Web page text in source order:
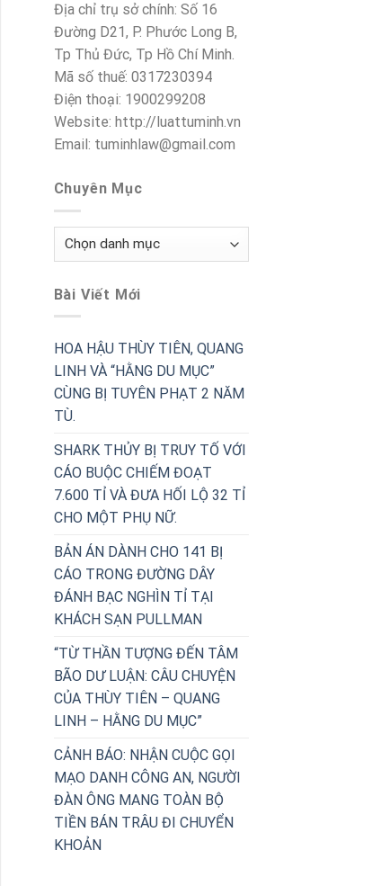
Địa chỉ trụ sở chính: Số 16
Đường D21, P. Phước Long B,
Tp Thủ Đức, Tp Hồ Chí Minh.
Mã số thuế: 0317230394
Điện thoại: 1900299208
Website: http://luattuminh.vn
Email: tuminhlaw@gmail.com
Chuyên Mục
Chuyên
Bài Viết Mới
HOA HẬU THÙY TIÊN, QUANG
LINH VÀ “HẰNG DU MỤC”
CÙNG BỊ TUYÊN PHẠT 2 NĂM
TÙ.
SHARK THỦY BỊ TRUY TỐ VỚI
CÁO BUỘC CHIẾM ĐOẠT
7.600 TỈ VÀ ĐƯA HỐI LỘ 32 TỈ
CHO MỘT PHỤ NỮ.
BẢN ÁN DÀNH CHO 141 BỊ
CÁO TRONG ĐƯỜNG DÂY
ĐÁNH BẠC NGHÌN TỈ TẠI
KHÁCH SẠN PULLMAN
“TỪ THẦN TƯỢNG ĐẾN TÂM
BÃO DƯ LUẬN: CÂU CHUYỆN
CỦA THÙY TIÊN – QUANG
LINH – HẰNG DU MỤC”
CẢNH BÁO: NHẬN CUỘC GỌI
MẠO DANH CÔNG AN, NGƯỜI
ĐÀN ÔNG MANG TOÀN BỘ
TIỀN BÁN TRÂU ĐI CHUYỂN
KHOẢN